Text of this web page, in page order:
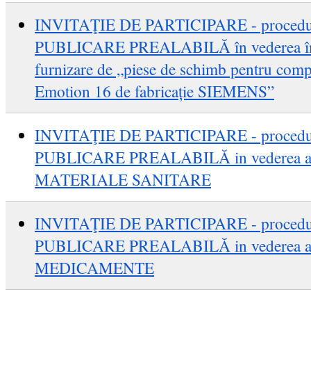
INVITAŢIE DE PARTICIPARE -
PUBLICARE PREALABILĂ în vederea
furnizare de „piese de schimb pentru
Emotion 16 de fabricație SIEMENS”
INVITAŢIE DE PARTICIPARE -
PUBLICARE PREALABILĂ in vederea
MATERIALE SANITARE
INVITAŢIE DE PARTICIPARE -
PUBLICARE PREALABILĂ in vederea
MEDICAMENTE